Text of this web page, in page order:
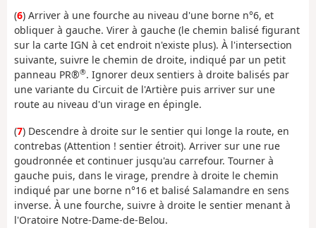
(6) Arriver à une fourche au niveau d'une borne n°6, et
obliquer à gauche. Virer à gauche (le chemin balisé figurant
sur la carte IGN à cet endroit n'existe plus). À l'intersection
suivante, suivre le chemin de droite, indiqué par un petit
panneau PR®®. Ignorer deux sentiers à droite balisés par
une variante du Circuit de l'Artière puis arriver sur une
route au niveau d'un virage en épingle.
(7) Descendre à droite sur le sentier qui longe la route, en
contrebas (Attention ! sentier étroit). Arriver sur une rue
goudronnée et continuer jusqu'au carrefour. Tourner à
gauche puis, dans le virage, prendre à droite le chemin
indiqué par une borne n°16 et balisé Salamandre en sens
inverse. À une fourche, suivre à droite le sentier menant à
l'Oratoire Notre-Dame-de-Belou.